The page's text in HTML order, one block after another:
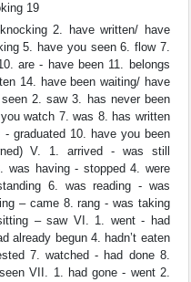
19
2. have written/ have
5. have you seen 6. flow 7.
are - have been 11. belongs
14. have been waiting/ have
2. saw 3. has never been
watch 7. was 8. has written
graduated 10. have you been
V. 1. arrived - was still
was having - stopped 4. were
6. was reading - was
– came 8. rang - was taking
– saw VI. 1. went - had
already begun 4. hadn’t eaten
7. watched - had done 8.
VII. 1. had gone - went 2.